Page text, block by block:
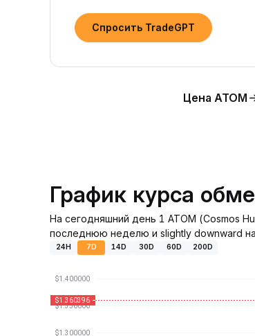
Спросить TradeGPT
Цена ATOM
График курса
На сегодняшний день 1 ATOM (Cosmos
последнюю неделю и slightly downward
24H 7D 14D 30D 60D 200D